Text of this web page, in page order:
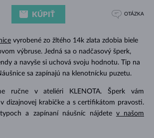
vyrobené zo žltého 14k zlata zdobia biele
výbruse. Jedná sa o nadčasový šperk,
a navyše si uchová svoju hodnotu. Tip na
sa zapínajú na klenotnícku puzetu.
ručne v ateliéri KLENOTA. Šperk vám
dizajnovej krabičke a s certifikátom pravosti.
a zapínaní náušníc nájdete v našom
KÚPIŤ OTÁZKA